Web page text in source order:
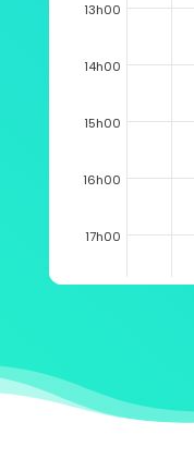
13h00
14h00
15h00
16h00
17h00